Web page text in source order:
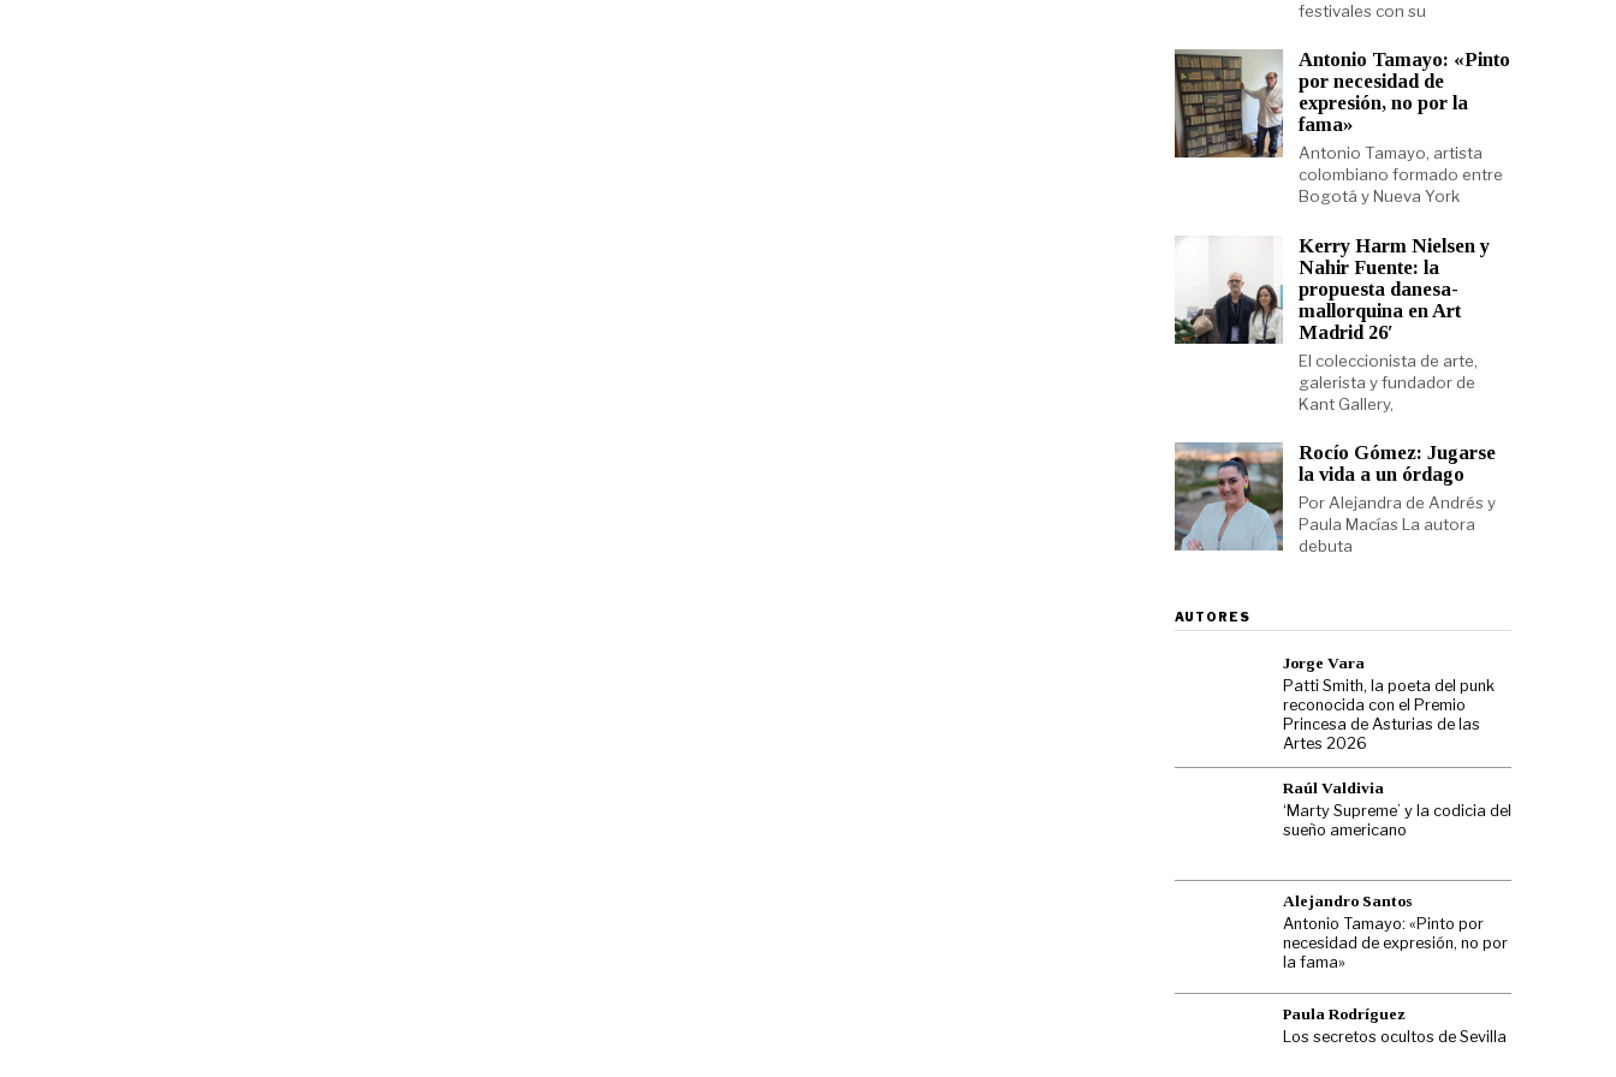
festivales con su
Antonio Tamayo: «Pinto
por necesidad de
expresión, no por la
fama»
Antonio Tamayo, artista
colombiano formado entre
Bogotá y Nueva York
Kerry Harm Nielsen y
Nahir Fuente: la
propuesta danesa-
mallorquina en Art
Madrid 26′
El coleccionista de arte,
galerista y fundador de
Kant Gallery,
Rocío Gómez: Jugarse
la vida a un órdago
Por Alejandra de Andrés y
Paula Macías La autora
debuta
AUTORES
Jorge Vara
Patti Smith, la poeta del punk
reconocida con el Premio
Princesa de Asturias de las
Artes 2026
Raúl Valdivia
‘Marty Supreme’ y la codicia del
sueño americano
Alejandro Santos
Antonio Tamayo: «Pinto por
necesidad de expresión, no por
la fama»
Paula Rodríguez
Los secretos ocultos de Sevilla